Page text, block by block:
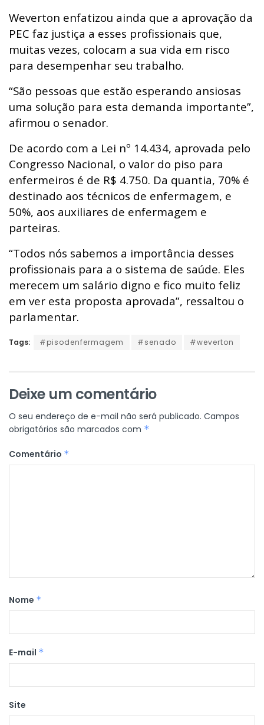
Weverton enfatizou ainda que a aprovação da
PEC faz justiça a esses profissionais que,
muitas vezes, colocam a sua vida em risco
para desempenhar seu trabalho.
“São pessoas que estão esperando ansiosas
uma solução para esta demanda importante”,
afirmou o senador.
De acordo com a Lei nº 14.434, aprovada pelo
Congresso Nacional, o valor do piso para
enfermeiros é de R$ 4.750. Da quantia, 70% é
destinado aos técnicos de enfermagem, e
50%, aos auxiliares de enfermagem e
parteiras.
“Todos nós sabemos a importância desses
profissionais para a o sistema de saúde. Eles
merecem um salário digno e fico muito feliz
em ver esta proposta aprovada”, ressaltou o
parlamentar.
Tags: #pisodenfermagem #senado #weverton
Deixe um comentário
O seu endereço de e-mail não será publicado. Campos
obrigatórios são marcados com *
Comentário *
Nome *
E-mail *
Site